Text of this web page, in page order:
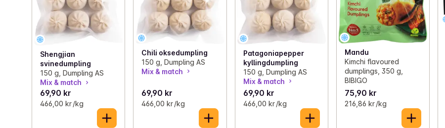
Shengjian
svinedumpling
150 g, Dumpling AS
Mix & match
69,90 kr
466,00 kr /kg
Chili oksedumpling
150 g, Dumpling AS
Mix & match
69,90 kr
466,00 kr /kg
Patagoniapepper
kyllingdumpling
150 g, Dumpling AS
Mix & match
69,90 kr
466,00 kr /kg
Mandu
Kimchi flavoured
dumplings, 350 g,
BIBIGO
75,90 kr
216,86 kr /kg